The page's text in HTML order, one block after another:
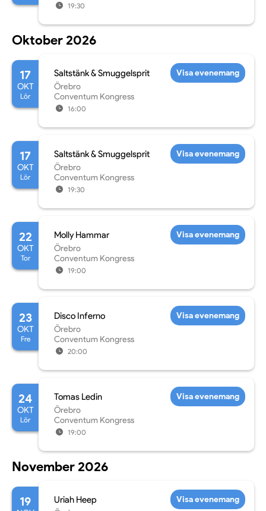
19:30
Oktober 2026
17
OKT
Lör
Saltstänk & Smuggelsprit
Örebro
Conventum Kongress
16:00
Visa evenemang
17
OKT
Lör
Saltstänk & Smuggelsprit
Örebro
Conventum Kongress
19:30
Visa evenemang
22
OKT
Tor
Molly Hammar
Örebro
Conventum Kongress
19:00
Visa evenemang
23
OKT
Fre
Disco Inferno
Örebro
Conventum Kongress
20:00
Visa evenemang
24
OKT
Lör
Tomas Ledin
Örebro
Conventum Kongress
19:00
Visa evenemang
November 2026
19 Uriah Heep Visa evenemang